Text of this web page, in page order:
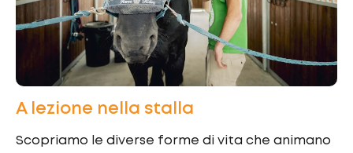
A lezione nella stalla
Scopriamo le diverse forme di vita che animano